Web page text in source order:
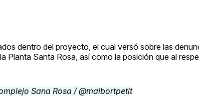
dentro del proyecto, el cual versó sobre las
Planta Santa Rosa, así como la posición que al